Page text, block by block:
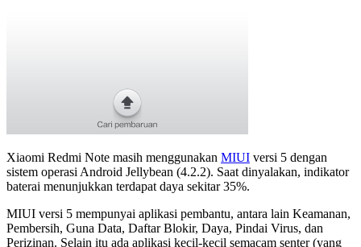
Xiaomi Redmi Note masih menggunakan MIUI versi 5 dengan
sistem operasi Android Jellybean (4.2.2). Saat dinyalakan, indikator
baterai menunjukkan terdapat daya sekitar 35%.
MIUI versi 5 mempunyai aplikasi pembantu, antara lain Keamanan,
Pembersih, Guna Data, Daftar Blokir, Daya, Pindai Virus, dan
Perizinan. Selain itu ada aplikasi kecil-kecil semacam senter (yang